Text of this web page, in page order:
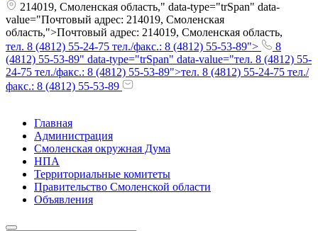
214019, Смоленская область," data-type="trSpan" data-
value="Почтовый адрес: 214019, Смоленская
область,">Почтовый адрес: 214019, Смоленская область,
тел. 8 (4812) 55-24-75 тел./факс.: 8 (4812) 55-53-89">
8
(4812) 55-53-89" data-type="trSpan" data-value="тел. 8 (4812) 55-
24-75 тел./факс.: 8 (4812) 55-53-89">тел. 8 (4812) 55-24-75 тел./
факс.: 8 (4812) 55-53-89
Главная
Администрация
Смоленская окружная Дума
НПА
Территориальные комитеты
Правительство Смоленской области
Объявления